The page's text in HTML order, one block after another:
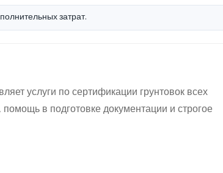
затрат.
услуги по сертификации грунтовок всех
в подготовке документации и строгое